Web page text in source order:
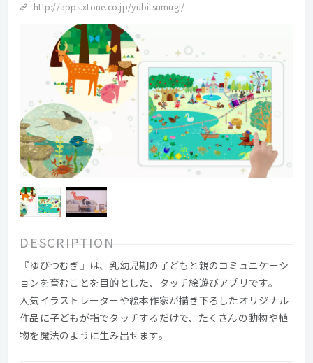
http://apps.xtone.co.jp/yubitsumugi/
DESCRIPTION
『ゆびつむぎ』は、乳幼児期の子どもと親のコミュニケーシ
ョンを育むことを目的とした、タッチ絵遊びアプリです。
人気イラストレーターや絵本作家が描き下ろしたオリジナル
作品に子どもが指でタッチするだけで、たくさんの動物や植
物を魔法のように生み出せます。